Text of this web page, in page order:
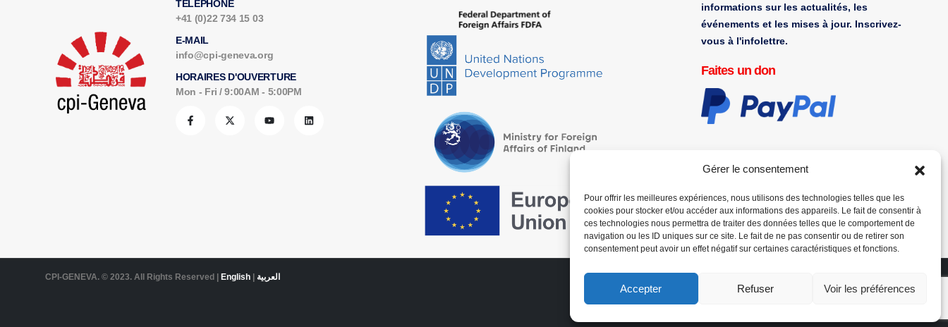
Gérer le consentement
Pour offrir les meilleures expériences, nous utilisons des technologies telles que les
cookies pour stocker et/ou accéder aux informations des appareils. Le fait de consentir à
ces technologies nous permettra de traiter des données telles que le comportement de
navigation ou les ID uniques sur ce site. Le fait de ne pas consentir ou de retirer son
consentement peut avoir un effet négatif sur certaines caractéristiques et fonctions.
Accepter Refuser Voir les préférences
TÉLÉPHONE
+41 (0)22 734 15 03
E-MAIL
info@cpi-geneva.org
HORAIRES D'OUVERTURE
Mon - Fri / 9:00AM - 5:00PM
informations sur les actualités, les
événements et les mises à jour. Inscrivez-
vous à l'infolettre.
Faites un don
CPI-GENEVA. © 2023. All Rights Reserved | English | العربية